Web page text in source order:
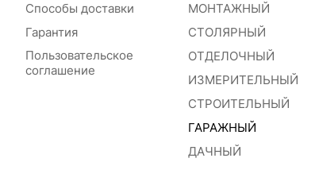
Способы доставки
Гарантия
Пользовательское
соглашение
МОНТАЖНЫЙ
СТОЛЯРНЫЙ
ОТДЕЛОЧНЫЙ
ИЗМЕРИТЕЛЬНЫЙ
СТРОИТЕЛЬНЫЙ
ГАРАЖНЫЙ
ДАЧНЫЙ